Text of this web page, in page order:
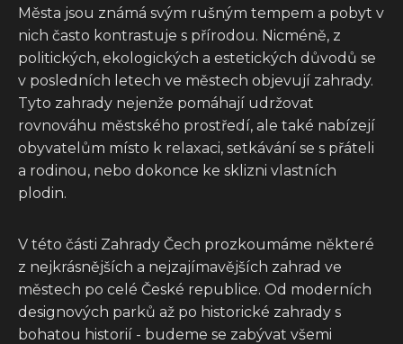
Města jsou známá svým rušným tempem a pobyt v
nich často kontrastuje s přírodou. Nicméně, z
politických, ekologických a estetických důvodů se
v posledních letech ve městech objevují zahrady.
Tyto zahrady nejenže pomáhají udržovat
rovnováhu městského prostředí, ale také nabízejí
obyvatelům místo k relaxaci, setkávání se s přáteli
a rodinou, nebo dokonce ke sklizni vlastních
plodin.
V této části Zahrady Čech prozkoumáme některé
z nejkrásnějších a nejzajímavějších zahrad ve
městech po celé České republice. Od moderních
designových parků až po historické zahrady s
bohatou historií - budeme se zabývat všemi